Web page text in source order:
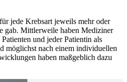
jede Krebsart jeweils mehr oder
gab. Mittlerweile haben Mediziner
und jeder Patientin als
möglichst nach einem individuellen
haben maßgeblich dazu